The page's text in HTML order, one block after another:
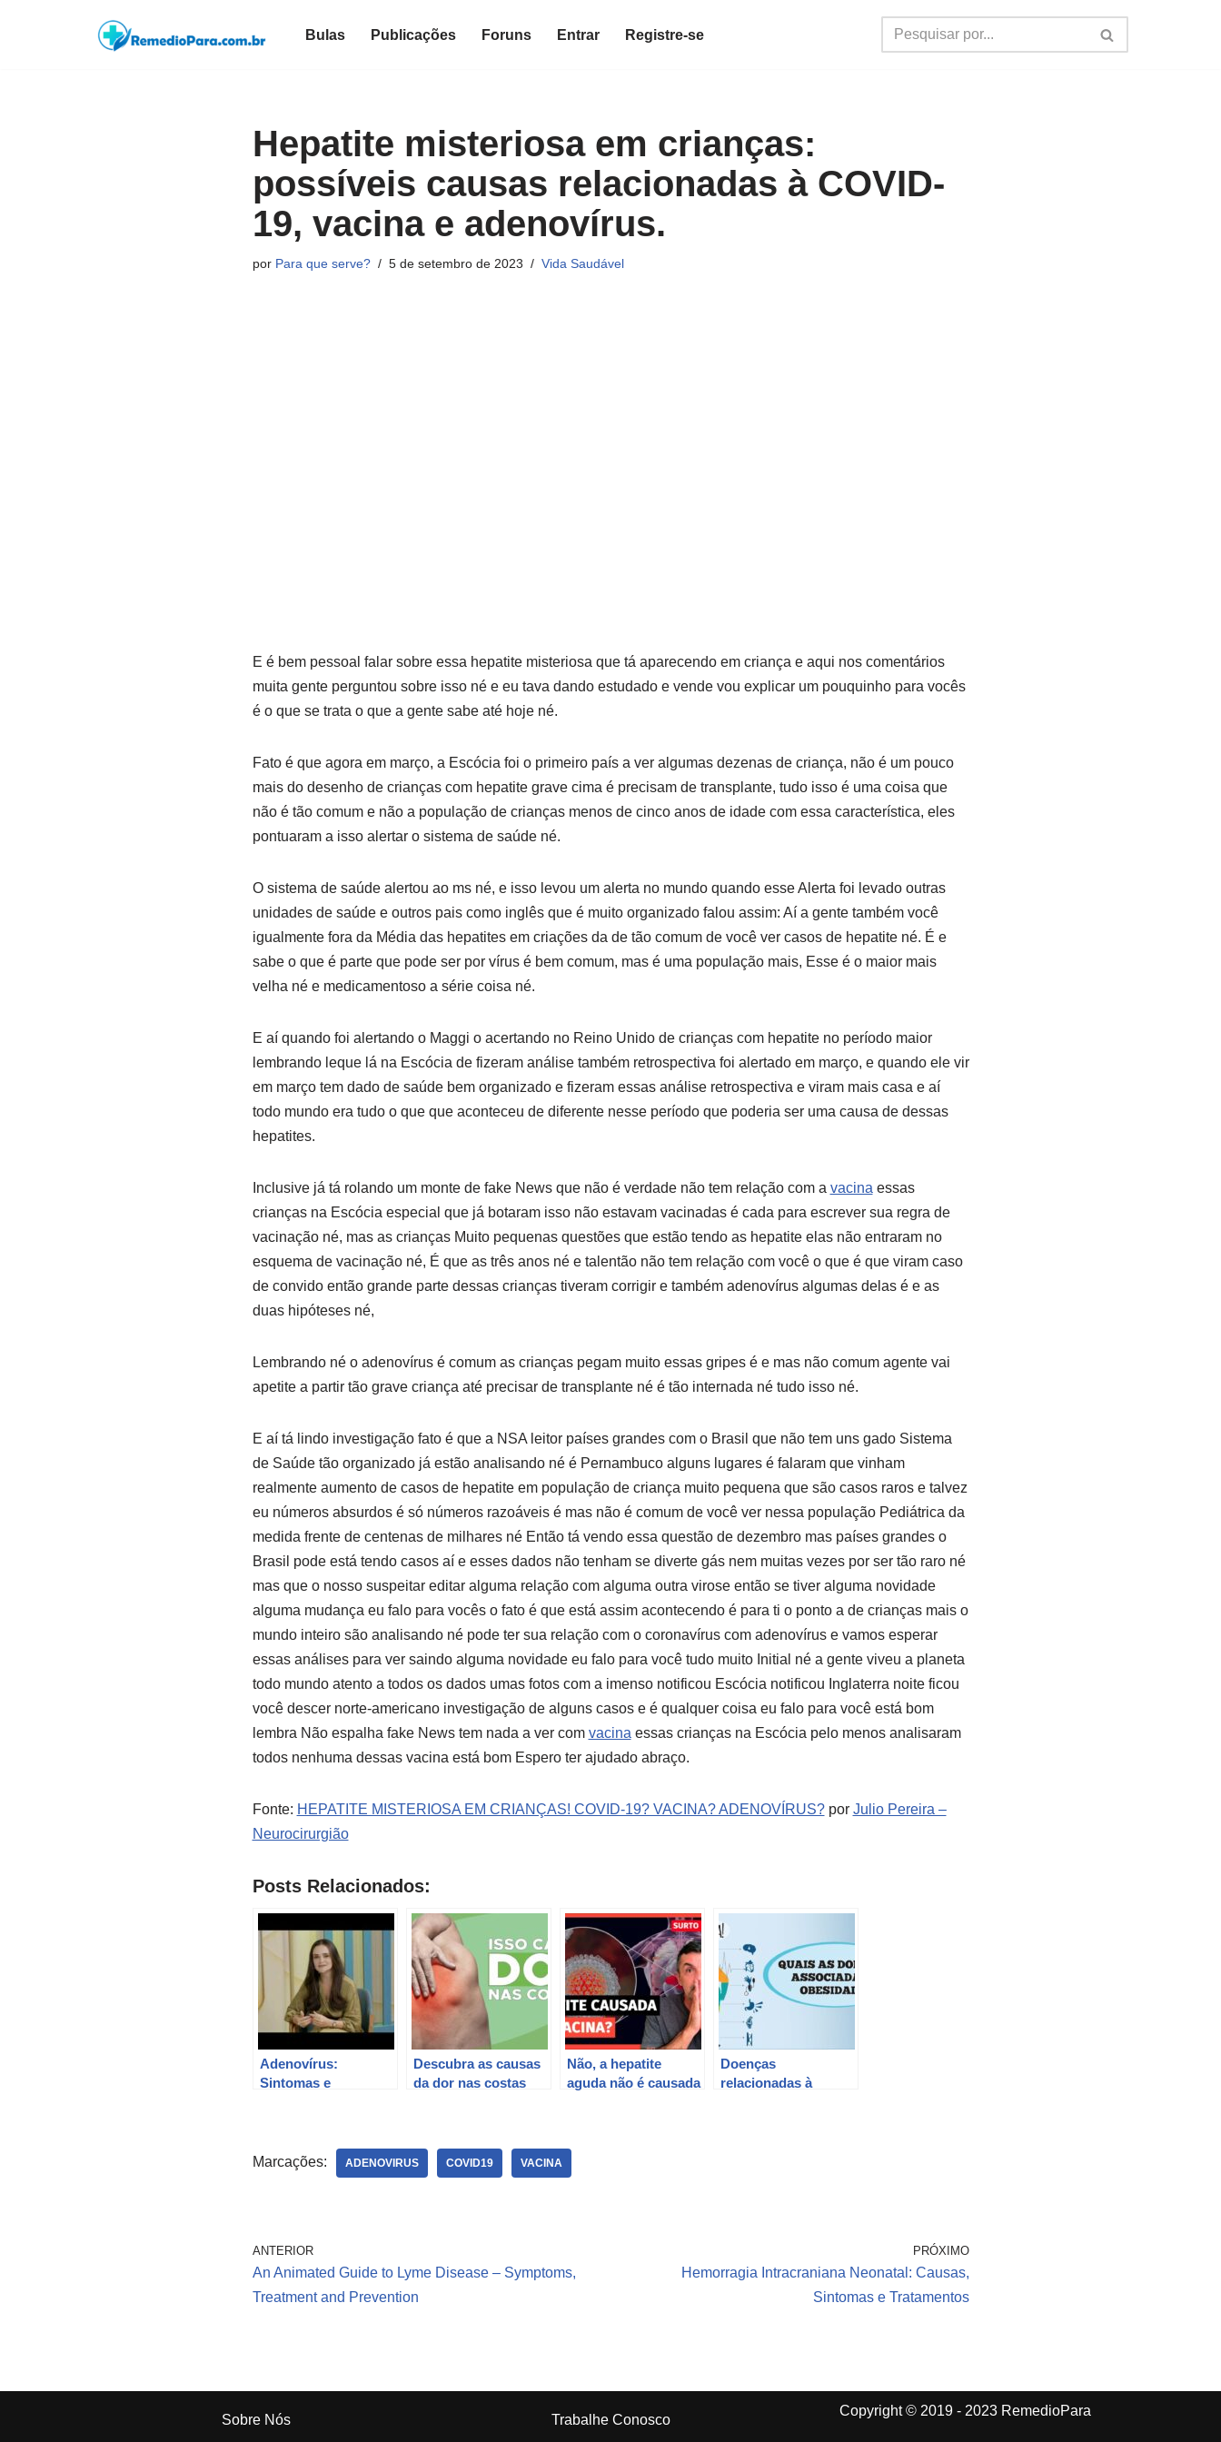
Bulas Publicações Foruns Entrar Registre-se
Hepatite misteriosa em crianças:
possíveis causas relacionadas à COVID-
19, vacina e adenovírus.
por Para que serve? 5 de setembro de 2023 Vida Saudável
E é bem pessoal falar sobre essa hepatite misteriosa que tá aparecendo em criança e aqui nos comentários
muita gente perguntou sobre isso né e eu tava dando estudado e vende vou explicar um pouquinho para vocês
é o que se trata o que a gente sabe até hoje né.
Fato é que agora em março, a Escócia foi o primeiro país a ver algumas dezenas de criança, não é um pouco
mais do desenho de crianças com hepatite grave cima é precisam de transplante, tudo isso é uma coisa que
não é tão comum e não a população de crianças menos de cinco anos de idade com essa característica, eles
pontuaram a isso alertar o sistema de saúde né.
O sistema de saúde alertou ao ms né, e isso levou um alerta no mundo quando esse Alerta foi levado outras
unidades de saúde e outros pais como inglês que é muito organizado falou assim: Aí a gente também você
igualmente fora da Média das hepatites em criações da de tão comum de você ver casos de hepatite né. É e
sabe o que é parte que pode ser por vírus é bem comum, mas é uma população mais, Esse é o maior mais
velha né e medicamentoso a série coisa né.
E aí quando foi alertando o Maggi o acertando no Reino Unido de crianças com hepatite no período maior
lembrando leque lá na Escócia de fizeram análise também retrospectiva foi alertado em março, e quando ele vir
em março tem dado de saúde bem organizado e fizeram essas análise retrospectiva e viram mais casa e aí
todo mundo era tudo o que que aconteceu de diferente nesse período que poderia ser uma causa de dessas
hepatites.
Inclusive já tá rolando um monte de fake News que não é verdade não tem relação com a vacina essas
crianças na Escócia especial que já botaram isso não estavam vacinadas é cada para escrever sua regra de
vacinação né, mas as crianças Muito pequenas questões que estão tendo as hepatite elas não entraram no
esquema de vacinação né, É que as três anos né e talentão não tem relação com você o que é que viram caso
de convido então grande parte dessas crianças tiveram corrigir e também adenovírus algumas delas é e as
duas hipóteses né,
Lembrando né o adenovírus é comum as crianças pegam muito essas gripes é e mas não comum agente vai
apetite a partir tão grave criança até precisar de transplante né é tão internada né tudo isso né.
E aí tá lindo investigação fato é que a NSA leitor países grandes com o Brasil que não tem uns gado Sistema
de Saúde tão organizado já estão analisando né é Pernambuco alguns lugares é falaram que vinham
realmente aumento de casos de hepatite em população de criança muito pequena que são casos raros e talvez
eu números absurdos é só números razoáveis é mas não é comum de você ver nessa população Pediátrica da
medida frente de centenas de milhares né Então tá vendo essa questão de dezembro mas países grandes o
Brasil pode está tendo casos aí e esses dados não tenham se diverte gás nem muitas vezes por ser tão raro né
mas que o nosso suspeitar editar alguma relação com alguma outra virose então se tiver alguma novidade
alguma mudança eu falo para vocês o fato é que está assim acontecendo é para ti o ponto a de crianças mais o
mundo inteiro são analisando né pode ter sua relação com o coronavírus com adenovírus e vamos esperar
essas análises para ver saindo alguma novidade eu falo para você tudo muito Initial né a gente viveu a planeta
todo mundo atento a todos os dados umas fotos com a imenso notificou Escócia notificou Inglaterra noite ficou
você descer norte-americano investigação de alguns casos e é qualquer coisa eu falo para você está bom
lembra Não espalha fake News tem nada a ver com vacina essas crianças na Escócia pelo menos analisaram
todos nenhuma dessas vacina está bom Espero ter ajudado abraço.
Fonte: HEPATITE MISTERIOSA EM CRIANÇAS! COVID-19? VACINA? ADENOVÍRUS?por Julio Pereira –
Neurocirurgião
Posts Relacionados:
Adenovírus:
Sintomas e
Descubra as causas
da dor nas costas
Não, a hepatite
aguda não é causada
Doenças
relacionadas à
Marcações: ADENOVIRUS COVID19 VACINA
ANTERIOR
An Animated Guide to Lyme Disease – Symptoms,
Treatment and Prevention
PRÓXIMO
Hemorragia Intracraniana Neonatal: Causas,
Sintomas e Tratamentos
Sobre Nós Trabalhe Conosco
Copyright © 2019 - 2023 RemedioPara